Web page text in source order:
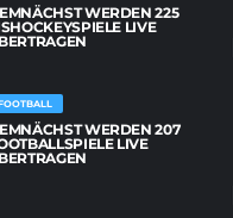
WERDEN 225
LIVE
WERDEN 207
LIVE